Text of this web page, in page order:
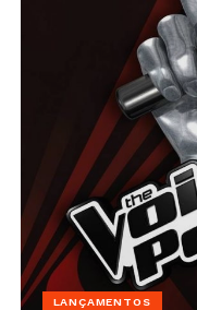
LANÇAMENTOS